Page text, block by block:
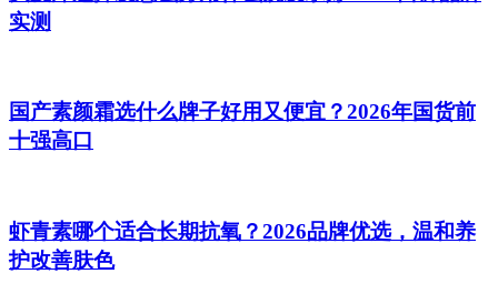
实测
国产素颜霜选什么牌子好用又便宜？2026年国货前
十强高口
虾青素哪个适合长期抗氧？2026品牌优选，温和养
护改善肤色